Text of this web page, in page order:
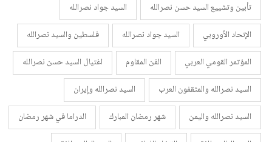
تأبين وتشييع السيد حسن نصرالله
السيد جواد نصرالله
الإتحاد الأوروبي
السيد جواد نصرالله
فلسطين والسيد نصرالله
المؤتمر القومي العربي
الفن المقاوم
اغتيال السيد حسن نصرالله
السيد نصرالله والمثقفون العرب
السيد نصرالله وإيران
السيد نصرالله واليمن
شهر رمضان المبارك
الدراما في شهر رمضان